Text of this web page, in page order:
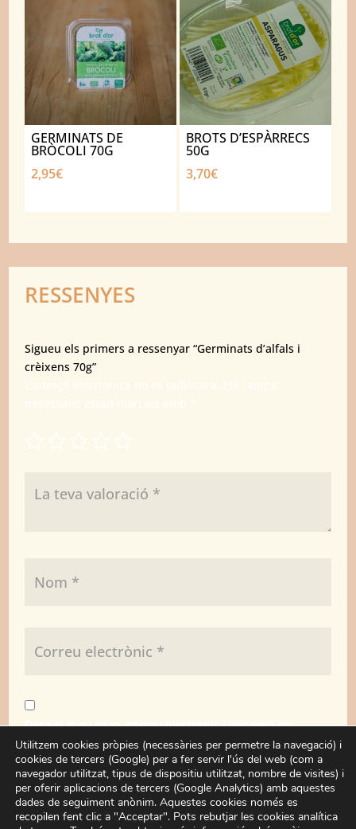
GERMINATS DE
BRÒCOLI 70G
2,95€
BROTS D’ESPÀRRECS
50G
3,70€
RESSENYES
Sigueu els primers a ressenyar “Germinats d’alfals i
crèixens 70g”
Desa el meu nom, correu electrònic i lloc web en
aquest navegador per a la pròxima vegada que
comenti.
Enviar
Utilitzem cookies pròpies (necessàries per permetre la navegació) i
cookies de tercers (Google) per a fer servir l'ús del web (com a
navegador utilitzat, tipus de dispositiu utilitzat, nombre de visites) i
per oferir aplicacions de tercers (Google Analytics) amb aquestes
dades de seguiment anònim. Aquestes cookies només es
recopilen fent clic a "Acceptar". Pots rebutjar les cookies analítica